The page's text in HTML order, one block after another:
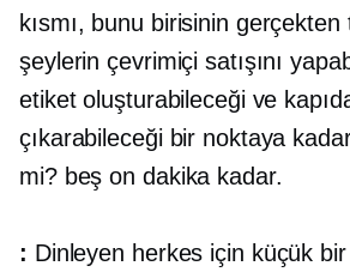
kısmı, bunu birisinin
şeylerin çevrimiçi satışını
etiket oluşturabileceği ve
çıkarabileceği bir noktaya
mi? beş on dakika kadar.
: Dinleyen herkes için küçük